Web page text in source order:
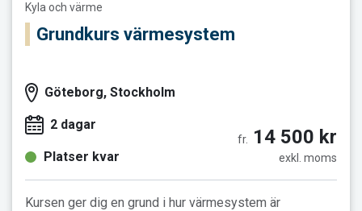
Kyla och värme
Grundkurs värmesystem
Göteborg, Stockholm
2 dagar
Platser kvar
fr. 14 500 kr
exkl. moms
Kursen ger dig en grund i hur värmesystem är